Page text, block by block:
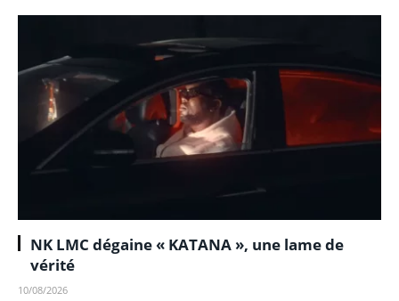
NK LMC dégaine « KATANA », une lame de
vérité
10/08/2026